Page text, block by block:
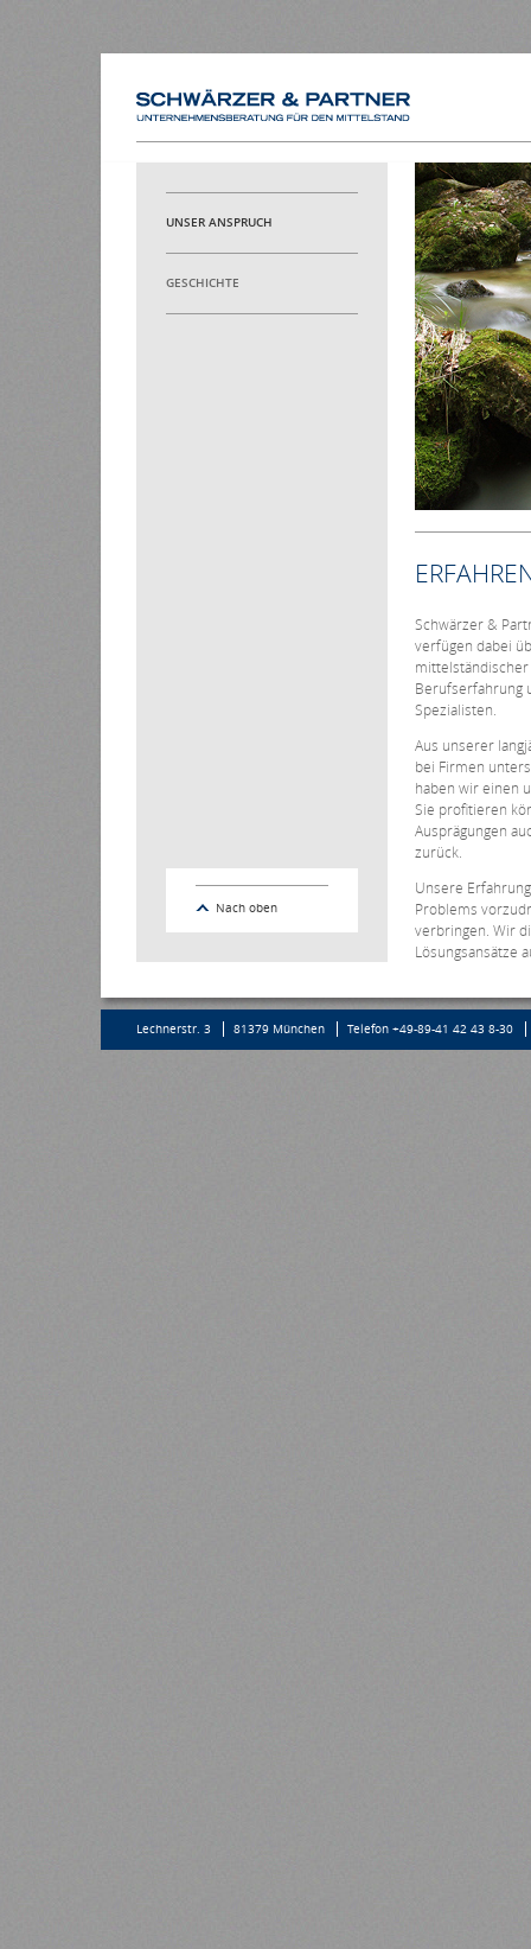
Schwärzer &
verfügen dabei
Berufserfahrung
Spezialisten.
Aus unserer
bei Firmen
haben wir einen
Sie profitieren
Ausprägungen
zurück.
Unsere
Problems
verbringen. Wir
Lösungsansätze
UNSER ANSPRUCH
GESCHICHTE
Nach oben
Lechnerstr. 3 81379 München Telefon +49-89-41 42 43 8-30